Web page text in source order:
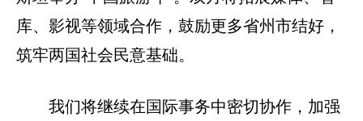
库、影视等领域合作，鼓励更多省州市结好，
筑牢两国社会民意基础。
我们将继续在国际事务中密切协作，加强